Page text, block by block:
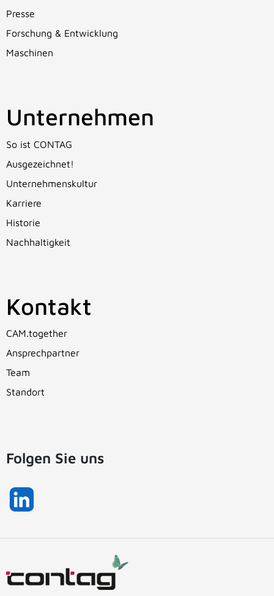
Presse
Forschung & Entwicklung
Maschinen
Unternehmen
So ist CONTAG
Ausgezeichnet!
Unternehmenskultur
Karriere
Historie
Nachhaltigkeit
Kontakt
CAM.together
Ansprechpartner
Team
Standort
Folgen Sie uns